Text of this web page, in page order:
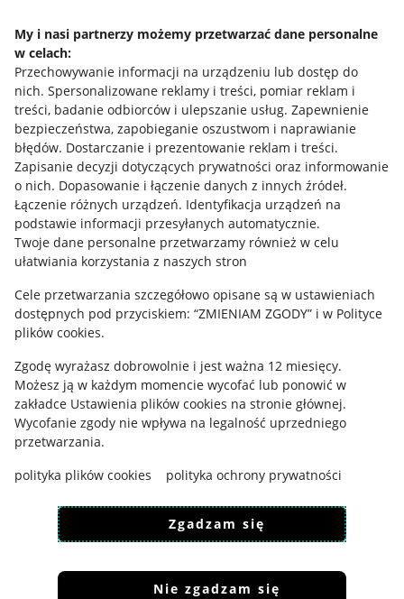
My i nasi partnerzy możemy przetwarzać dane personalne
w celach:
Przechowywanie informacji na urządzeniu lub dostęp do
nich. Spersonalizowane reklamy i treści, pomiar reklam i
treści, badanie odbiorców i ulepszanie usług. Zapewnienie
bezpieczeństwa, zapobieganie oszustwom i naprawianie
błędów. Dostarczanie i prezentowanie reklam i treści.
Zapisanie decyzji dotyczących prywatności oraz informowanie
o nich. Dopasowanie i łączenie danych z innych źródeł.
Łączenie różnych urządzeń. Identyfikacja urządzeń na
podstawie informacji przesyłanych automatycznie.
Twoje dane personalne przetwarzamy również w celu
ułatwiania korzystania z naszych stron
Cele przetwarzania szczegółowo opisane są w ustawieniach
dostępnych pod przyciskiem: “ZMIENIAM ZGODY” i w Polityce
plików cookies.
Zgodę wyrażasz dobrowolnie i jest ważna 12 miesięcy.
Możesz ją w każdym momencie wycofać lub ponowić w
zakładce Ustawienia plików cookies na stronie głównej.
Wycofanie zgody nie wpływa na legalność uprzedniego
przetwarzania.
polityka plików cookies
polityka ochrony prywatności
Zgadzam się
Nie zgadzam się
Allegro Gadane dla sprzedających
Allegro Gadane dla kupujących
Mapa miejscowości
Informacje prawne
Regulamin
Polityka plików "cookies"
Ustawienia plików "cookies"
Udostępnianie lokalizacji
Informacje dla Aktu o Usługach Cyfrowych
Pobierz aplikację